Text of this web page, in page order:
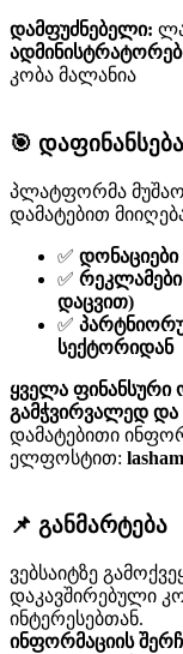
დამფუძნებელი:
კობა მალანია
🎯 დაფინანსება
პლატფორმა
დამატებით
✅ დონაციები
✅
დაცვით)
✅
სექტორიდან
ყველა
გამჭვირვალედ
დამატებითი
ელფოსტით:
📌 განმარტება
ვებსაიტზე
დაკავშირებული
ინტერესებთან.
ინფორმაციის